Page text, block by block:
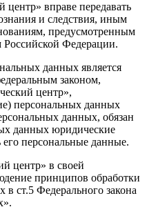
вправе передавать
и следствия, иным
предусмотренным
Российской Федерации.
данных является
законом,
центр»,
персональных данных
данных, обязан
данных юридические
его персональные данные.
центр» в своей
принципов обработки
ст.5 Федерального закона